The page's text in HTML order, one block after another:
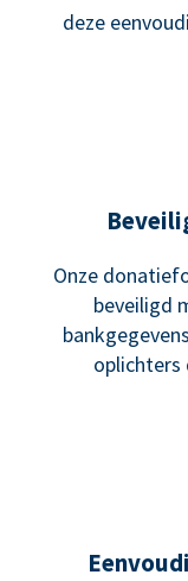
deze
Onze
beveiligd
oplichters